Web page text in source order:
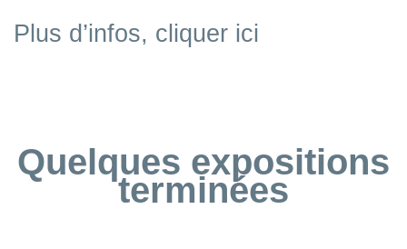
Plus d’infos, cliquer ici
Quelques expositions
terminées